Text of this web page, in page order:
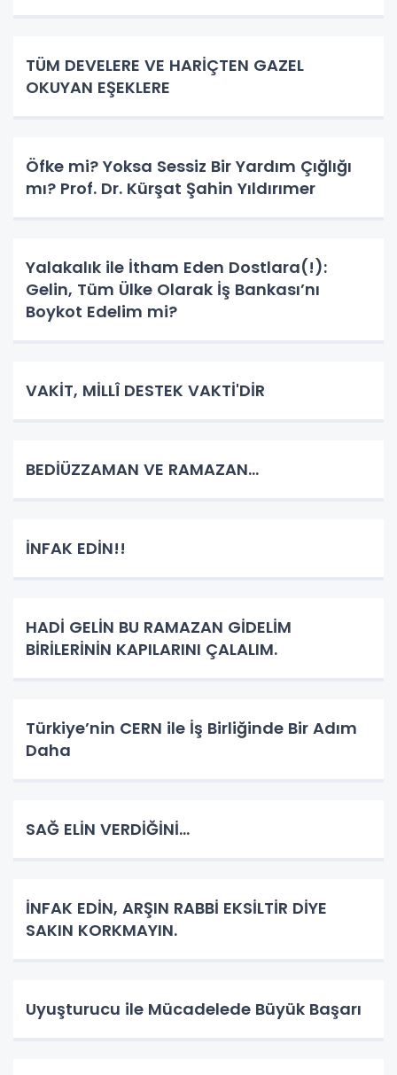
TÜM DEVELERE VE HARİÇTEN GAZEL
OKUYAN EŞEKLERE
Öfke mi? Yoksa Sessiz Bir Yardım Çığlığı
mı? Prof. Dr. Kürşat Şahin Yıldırımer
Yalakalık ile İtham Eden Dostlara(!):
Gelin, Tüm Ülke Olarak İş Bankası’nı
Boykot Edelim mi?
VAKİT, MİLLÎ DESTEK VAKTİ'DİR
BEDİÜZZAMAN VE RAMAZAN...
İNFAK EDİN!!
HADİ GELİN BU RAMAZAN GİDELİM
BİRİLERİNİN KAPILARINI ÇALALIM.
Türkiye’nin CERN ile İş Birliğinde Bir Adım
Daha
SAĞ ELİN VERDİĞİNİ...
İNFAK EDİN, ARŞIN RABBİ EKSİLTİR DİYE
SAKIN KORKMAYIN.
Uyuşturucu ile Mücadelede Büyük Başarı